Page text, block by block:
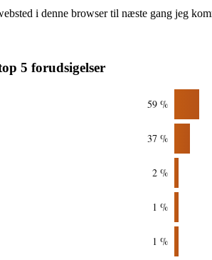
i denne browser til næste gang jeg
5 forudsigelser
59 %
37 %
2 %
1 %
1 %